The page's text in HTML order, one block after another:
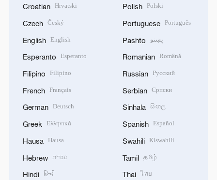
Croatian Hrvatski
Czech Český
English English
Esperanto Esperanto
Filipino Filipino
French Français
German Deutsch
Greek Ελληνικά
Hausa Hausa
Hebrew עברית
Hindi हिन्दी
Polish Polski
Portuguese Português
Pashto پښتو
Romanian Română
Russian Русский
Serbian Српски
Sinhala සිංහල
Spanish Español
Swahili Kiswahili
Tamil தமிழ்
Thai ไทย